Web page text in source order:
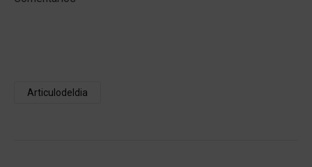
Articulodeldia